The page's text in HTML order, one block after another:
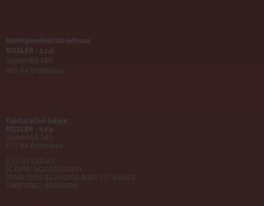
Korešpondenčná adresa:
ROSLER - s.r.o.
Vajnorská 140
831 04 Bratislava
Fakturačné údaje:
ROSLER - s.r.o.
Vajnorská 140
831 04 Bratislava
IČO: 31352243
IČ DPH: SK2020294991
IBAN: SK55 8420 0000 0001 7514 0603
SWIFT/BIC: BFKKSKBB